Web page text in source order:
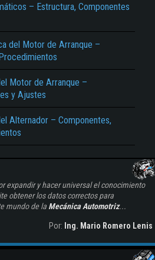
– Estructura, Componentes
del Motor de Arranque –
Motor de Arranque –
y Ajustes
Alternador – Componentes,
expandir y hacer universal el conocimiento
obtener los datos correctos para
mundo de la Mecánica Automotriz...
Por: Ing. Mario Romero Lenis